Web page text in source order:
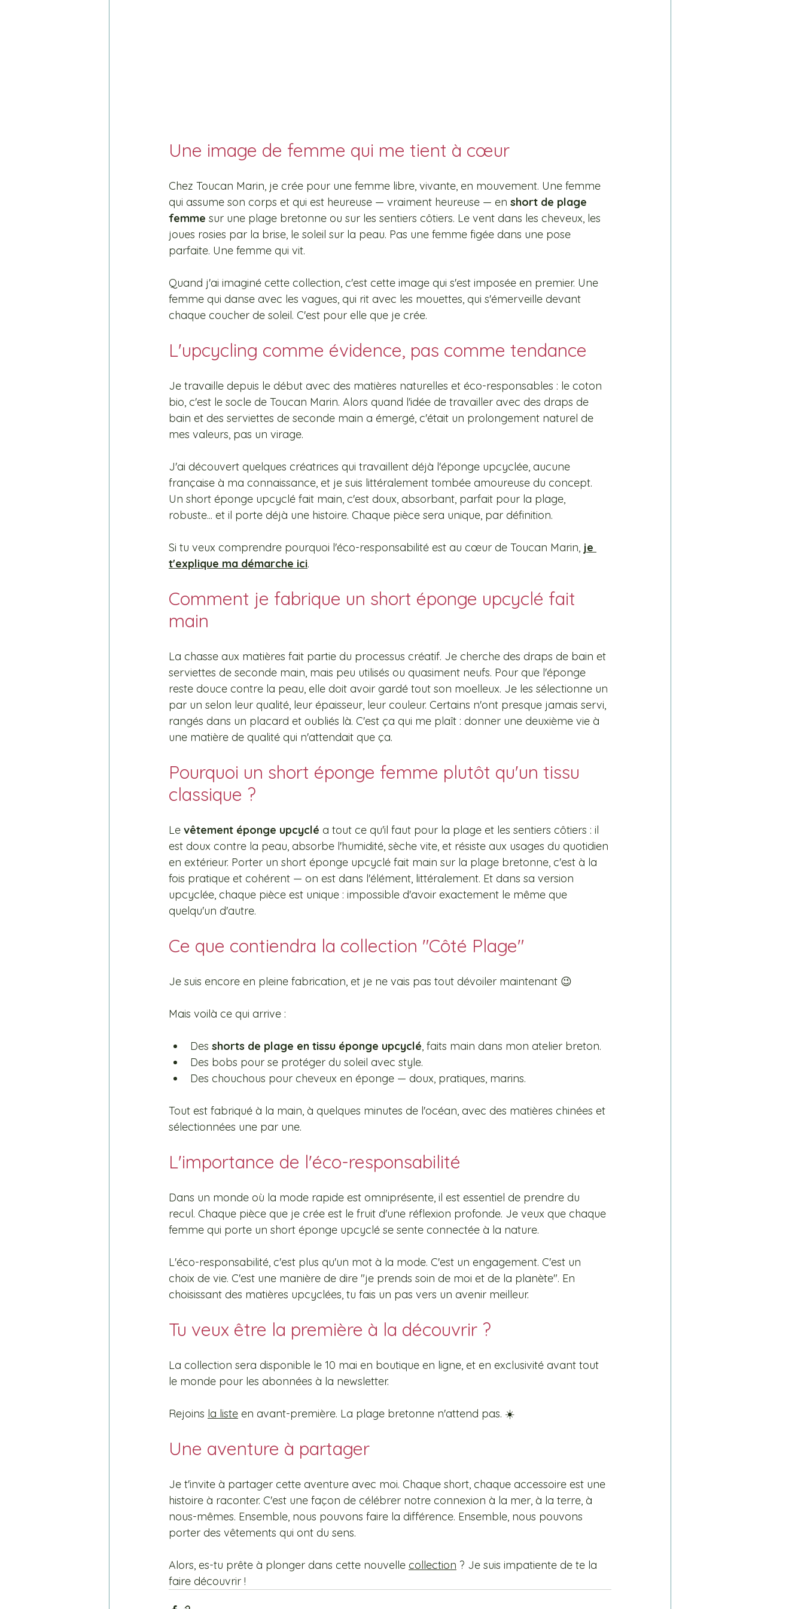
Une image de femme qui me tient à cœur
Chez Toucan Marin, je crée pour une femme libre, vivante, en mouvement. Une femme
qui assume son corps et qui est heureuse — vraiment heureuse — en short de plage
femme sur une plage bretonne ou sur les sentiers côtiers. Le vent dans les cheveux, les
joues rosies par la brise, le soleil sur la peau. Pas une femme figée dans une pose
parfaite. Une femme qui vit.
Quand j'ai imaginé cette collection, c'est cette image qui s'est imposée en premier. Une
femme qui danse avec les vagues, qui rit avec les mouettes, qui s'émerveille devant
chaque coucher de soleil. C'est pour elle que je crée.
L'upcycling comme évidence, pas comme tendance
Je travaille depuis le début avec des matières naturelles et éco-responsables : le coton
bio, c'est le socle de Toucan Marin. Alors quand l'idée de travailler avec des draps de
bain et des serviettes de seconde main a émergé, c'était un prolongement naturel de
mes valeurs, pas un virage.
J'ai découvert quelques créatrices qui travaillent déjà l'éponge upcyclée, aucune
française à ma connaissance, et je suis littéralement tombée amoureuse du concept.
Un short éponge upcyclé fait main, c'est doux, absorbant, parfait pour la plage,
robuste... et il porte déjà une histoire. Chaque pièce sera unique, par définition.
Si tu veux comprendre pourquoi l'éco-responsabilité est au cœur de Toucan Marin, je
t'explique ma démarche ici.
Comment je fabrique un short éponge upcyclé fait
main
La chasse aux matières fait partie du processus créatif. Je cherche des draps de bain et
serviettes de seconde main, mais peu utilisés ou quasiment neufs. Pour que l'éponge
reste douce contre la peau, elle doit avoir gardé tout son moelleux. Je les sélectionne un
par un selon leur qualité, leur épaisseur, leur couleur. Certains n'ont presque jamais servi,
rangés dans un placard et oubliés là. C'est ça qui me plaît : donner une deuxième vie à
une matière de qualité qui n'attendait que ça.
Pourquoi un short éponge femme plutôt qu'un tissu
classique ?
Le vêtement éponge upcyclé a tout ce qu'il faut pour la plage et les sentiers côtiers : il
est doux contre la peau, absorbe l'humidité, sèche vite, et résiste aux usages du quotidien
en extérieur. Porter un short éponge upcyclé fait main sur la plage bretonne, c'est à la
fois pratique et cohérent — on est dans l'élément, littéralement. Et dans sa version
upcyclée, chaque pièce est unique : impossible d'avoir exactement le même que
quelqu'un d'autre.
Ce que contiendra la collection "Côté Plage"
Je suis encore en pleine fabrication, et je ne vais pas tout dévoiler maintenant 😉
Mais voilà ce qui arrive :
Des shorts de plage en tissu éponge upcyclé, faits main dans mon atelier breton.
Des bobs pour se protéger du soleil avec style.
Des chouchous pour cheveux en éponge — doux, pratiques, marins.
Tout est fabriqué à la main, à quelques minutes de l'océan, avec des matières chinées et
sélectionnées une par une.
L'importance de l'éco-responsabilité
Dans un monde où la mode rapide est omniprésente, il est essentiel de prendre du
recul. Chaque pièce que je crée est le fruit d'une réflexion profonde. Je veux que chaque
femme qui porte un short éponge upcyclé se sente connectée à la nature.
L'éco-responsabilité, c'est plus qu'un mot à la mode. C'est un engagement. C'est un
choix de vie. C'est une manière de dire "je prends soin de moi et de la planète". En
choisissant des matières upcyclées, tu fais un pas vers un avenir meilleur.
Tu veux être la première à la découvrir ?
La collection sera disponible le 10 mai en boutique en ligne, et en exclusivité avant tout
le monde pour les abonnées à la newsletter.
Rejoins la liste en avant-première. La plage bretonne n'attend pas. ☀️
Une aventure à partager
Je t'invite à partager cette aventure avec moi. Chaque short, chaque accessoire est une
histoire à raconter. C'est une façon de célébrer notre connexion à la mer, à la terre, à
nous-mêmes. Ensemble, nous pouvons faire la différence. Ensemble, nous pouvons
porter des vêtements qui ont du sens.
Alors, es-tu prête à plonger dans cette nouvelle collection ? Je suis impatiente de te la
faire découvrir !